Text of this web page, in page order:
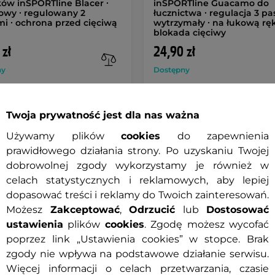
inSPORTline Blacer ∙
∙ regulowany 2
∙ ochrona przed cięciwą
inSPORTline Guacamo do
łucznictwa ∙ regulacja 3
wytrzymały ∙ na łukową
blokada cięciwy
24,90 zł
Dostępny
bolesnym uderzeniem cięciwy,
podczas strzału. Zawiera również
Ochraniacz jest wykonany z
Może również pomóc w
Twoja prywatność jest dla nas ważna
Używamy plików cookies do zapewnienia
prawidłowego działania strony. Po uzyskaniu Twojej
dobrowolnej zgody wykorzystamy je również w
celach statystycznych i reklamowych, aby lepiej
dopasować treści i reklamy do Twoich zainteresowań.
Możesz Zakceptować, Odrzucić lub Dostosować
ustawienia plików cookies. Zgodę możesz wycofać
poprzez link „Ustawienia cookies” w stopce. Brak
zgody nie wpływa na podstawowe działanie serwisu.
Więcej informacji o celach przetwarzania, czasie